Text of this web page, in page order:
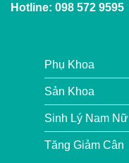
Hotline: 098 572 9595
Phụ Khoa
Sản Khoa
Sinh Lý Nam Nữ
Tăng Giảm Cân